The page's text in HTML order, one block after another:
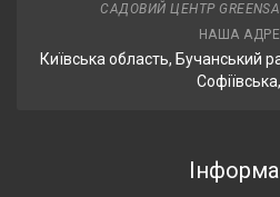
САДОВИЙ ЦЕНТР
НАША
Київська область, Бучанський